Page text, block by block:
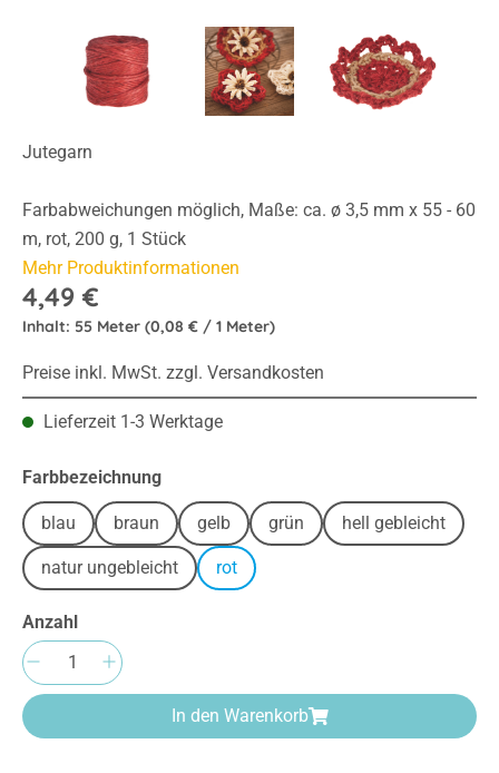
Jutegarn
Farbabweichungen möglich, Maße: ca. ø 3,5 mm x 55 - 60
m, rot, 200 g, 1 Stück
Mehr Produktinformationen
4,49 €
Inhalt: 55 Meter (0,08 € / 1 Meter)
Preise inkl. MwSt. zzgl. Versandkosten
Lieferzeit 1-3 Werktage
Farbbezeichnungauswählen
blau braun gelb grün hell gebleicht
natur ungebleicht rot
Anzahl
Produkt Anzahl: Gib den gewünschten
In den Warenkorb